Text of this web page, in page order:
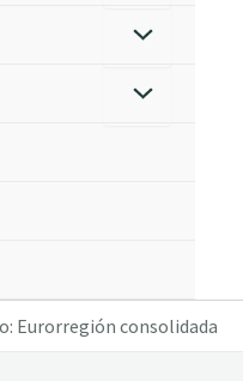
Eurorregión consolidada